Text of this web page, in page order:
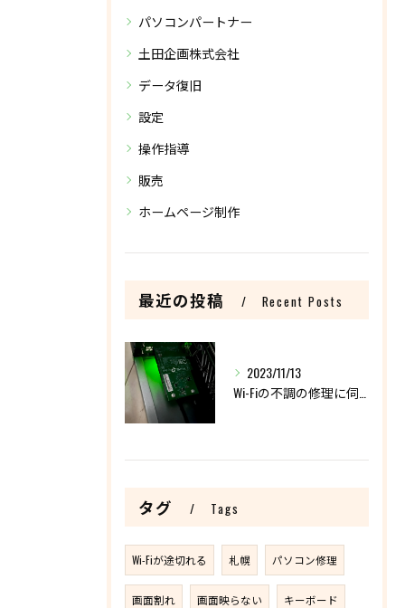
パソコンパートナー
土田企画株式会社
データ復旧
設定
操作指導
販売
ホームページ制作
最近の投稿 Recent Posts
2023/11/13
タグ Tags
Wi-Fiが途切れる 札幌 パソコン修理
画面割れ 画面映らない キーボード